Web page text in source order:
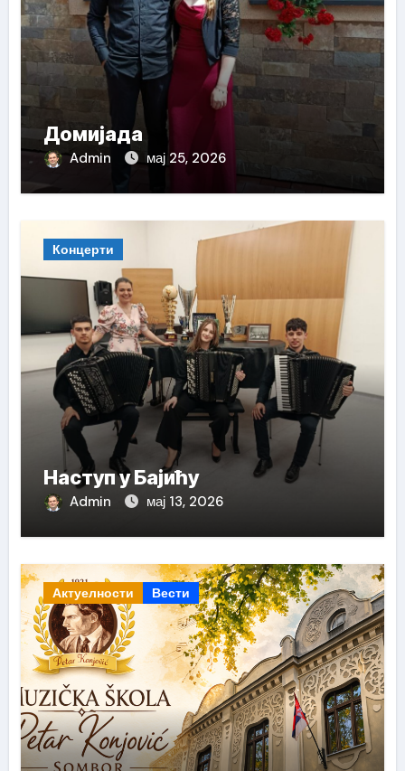
Домијада
Admin мај 25, 2026
Концерти
Наступ у Бајићу
Admin мај 13, 2026
Актуелности Вести